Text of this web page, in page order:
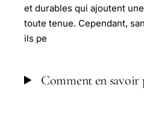
et durables qui ajoutent
toute tenue. Cependant,
ils pe
Comment en savoir